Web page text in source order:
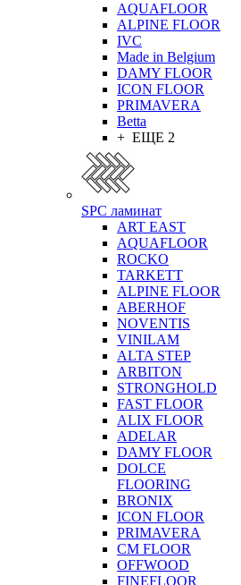
AQUAFLOOR
ALPINE FLOOR
IVC
Made in Belgium
DAMY FLOOR
ICON FLOOR
PRIMAVERA
Betta
+ ЕЩЕ 2
SPC ламинат
ART EAST
AQUAFLOOR
ROCKO
TARKETT
ALPINE FLOOR
ABERHOF
NOVENTIS
VINILAM
ALTA STEP
ARBITON
STRONGHOLD
FAST FLOOR
ALIX FLOOR
ADELAR
DAMY FLOOR
DOLCE
FLOORING
BRONIX
ICON FLOOR
PRIMAVERA
CM FLOOR
OFFWOOD
FINEFLOOR